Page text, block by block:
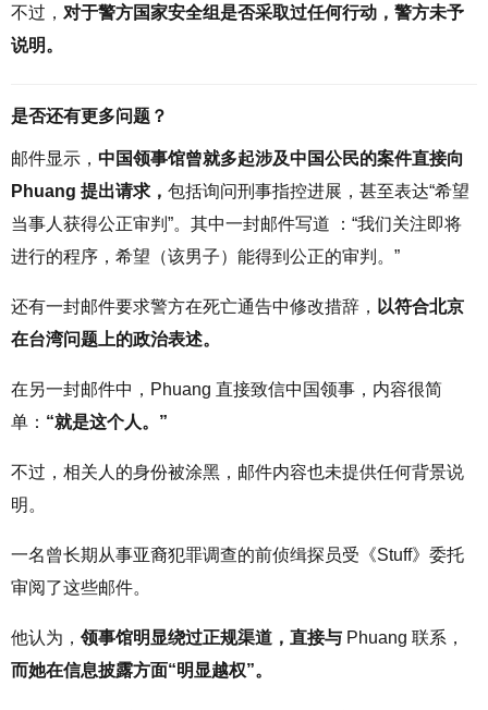
不过， 对于警方国家安全组是否采取过任何行动，警方未予
说明。
是否还有更多问题？
邮件显示， 中国领事馆曾就多起涉及中国公民的案件直接向
Phuang 提出请求， 包括询问刑事指控进展，甚至表达“希望
当事人获得公正审判”。其中一封邮件写道 ：“我们关注即将
进行的程序，希望（该男子）能得到公正的审判。”
还有一封邮件要求警方在死亡通告中修改措辞， 以符合北京
在台湾问题上的政治表述。
在另一封邮件中，Phuang 直接致信中国领事，内容很简
单： “就是这个人。”
不过，相关人的身份被涂黑，邮件内容也未提供任何背景说
明。
一名曾长期从事亚裔犯罪调查的前侦缉探员受《Stuff》委托
审阅了这些邮件。
他认为， 领事馆明显绕过正规渠道，直接与 Phuang 联系，
而她在信息披露方面“明显越权”。